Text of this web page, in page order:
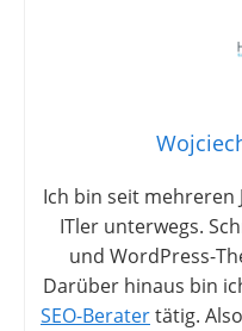
Ich bin seit mehreren
ITler unterwegs.
und WordPress-
Darüber hinaus bin
SEO-Beratertätig.